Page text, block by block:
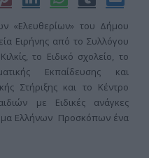
«Ελευθερίων» του Δήμου
Ειρήνης από το Συλλόγου
το Ειδικό σχολείο, το
Εκπαίδευσης και
Στήριξης και το Κέντρο
με Ειδικές ανάγκες
Ελλήνων Προσκόπων ένα